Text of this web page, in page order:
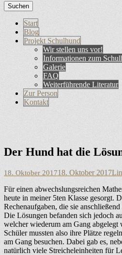
Suchen
nach:
Primäres
Menü
Zum
Inhalt
springen
Start
Blog
Projekt Schulhund
Wir stellen uns vor!
Informationen zum
Galerie
FAQ
Weiterführende Literatur
Zur Person
Kontakt
Der Hund hat die
Veröffentlicht
18. Oktober 201718. Oktober 2017
Für einen abwechslungsreichen
heute in meiner 5ten Klasse gesorgt.
Rechenaufgaben, die sie
Die Lösungen befanden sich jedoch
welcher wiederum am Gang
Schüler mussten also ihre Plätze
am Gang besuchen. Dabei gab es,
natürlich viele Streicheleinheiten für